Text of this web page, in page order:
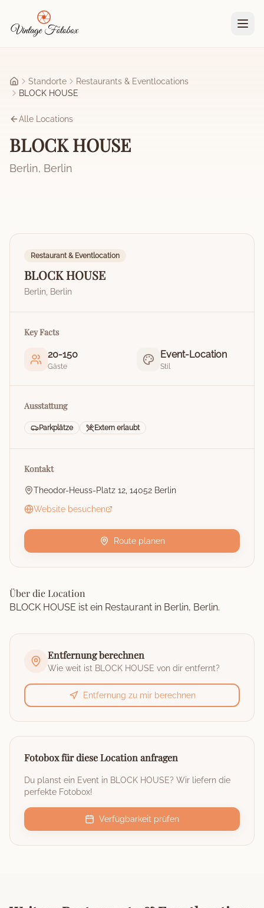
Startseite
Standorte
Restaurants & Eventlocations
BLOCK HOUSE
Alle Locations
BLOCK HOUSE
Berlin, Berlin
Restaurant & Eventlocation
BLOCK HOUSE
Berlin Berlin
Key Facts
20-150
Gäste
Event-Location
Stil
Ausstattung
Parkplätze Extern erlaubt
Kontakt
Theodor-Heuss-Platz 12, 14052 Berlin
Website besuchen
Route planen
Über die Location
BLOCK HOUSE ist ein Restaurant in Berlin, Berlin.
Entfernung berechnen
Wie weit ist BLOCK HOUSE von dir entfernt?
Entfernung zu mir berechnen
Fotobox für diese Location anfragen
Du planst ein Event in BLOCK HOUSE? Wir liefern die
perfekte Fotobox!
Verfügbarkeit prüfen